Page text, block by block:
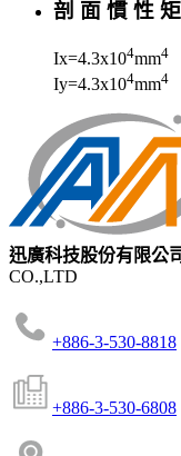
剖 面 慣 性 矩
Ix=4.3x104mm4
Iy=4.3x104mm4
迅廣科技股份有限公
CO.,LTD
+886-3-530-8818
+886-3-530-6808